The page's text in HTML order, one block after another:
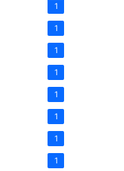
1
1
1
1
1
1
1
1